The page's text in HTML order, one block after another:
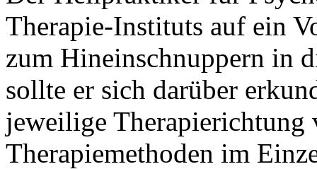
Therapie-Instituts auf ein
zum Hineinschnuppern in
sollte er sich darüber
jeweilige Therapierichtung
Therapiemethoden im